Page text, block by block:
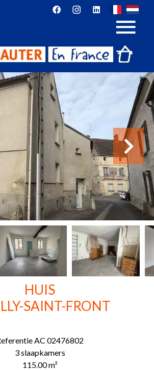
HUIS
SAINT-FRONT
AC 02476802
3 slaapkamers
115.00m²